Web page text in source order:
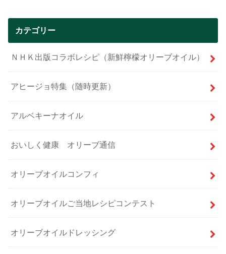
カテゴリー
ＮＨＫ出版コラボレシピ（新鮮檸檬オリーブオイル）
アヒージョ特集（随時更新）
アルベキーナオイル
おいしく健康 オリーブ通信
オリーブオイルコンフィ
オリーブオイルご当地レシピコンテスト
オリーブオイルドレッシング